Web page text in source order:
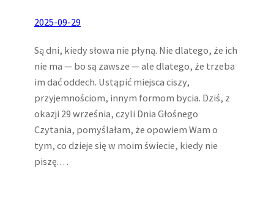
2025-09-29
Są dni, kiedy słowa nie płyną. Nie dlatego, że ich
nie ma — bo są zawsze — ale dlatego, że trzeba
im dać oddech. Ustąpić miejsca ciszy,
przyjemnościom, innym formom bycia. Dziś, z
okazji 29 września, czyli Dnia Głośnego
Czytania, pomyślałam, że opowiem Wam o
tym, co dzieje się w moim świecie, kiedy nie
piszę.…